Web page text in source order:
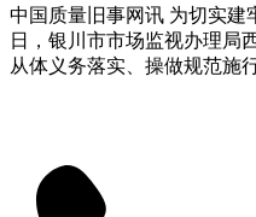
中国质量旧事网讯 为切实建
日，银川市市场监视办理局
从体义务落实、操做规范施